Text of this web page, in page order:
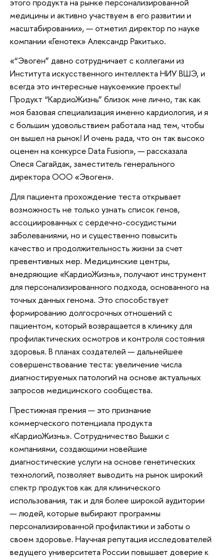
медицины и активно участвуем в его развитии и
масштабировании», — отметил директор по науке
компании «Генотек» Александр Ракитько.
«“Эвоген” давно сотрудничает с коллегами из
Института искусственного интеллекта НИУ ВШЭ, и
всегда это интересные наукоемкие проекты!
Продукт “КардиоЖизнь” близок мне лично, так как
моя базовая специализация именно кардиология, и я
с большим удовольствием работала над тем, чтобы
он вышел на рынок! И очень рада, что он так высоко
оценен на конкурсе Data Fusion», — рассказала
Олеся Сагайдак, заместитель генерального
директора ООО «Эвоген».
Для пациента прохождение теста открывает
возможность не только узнать список генов,
ассоциированных с сердечно-сосудистыми
заболеваниями, но и существенно повысить
качество и продолжительность жизни за счет
превентивных мер. Медицинские центры,
внедряющие «КардиоЖизнь», получают инструмент
для персонализированного подхода, основанного на
точных данных генома. Это способствует
формированию долгосрочных отношений с
пациентом, который возвращается в клинику для
профилактических осмотров и контроля состояния
здоровья. В планах создателей — дальнейшее
совершенствование теста: увеличение числа
диагностируемых патологий на основе актуальных
запросов медицинского сообщества.
Престижная премия — это признание
коммерческого потенциала продукта
«КардиоЖизнь». Сотрудничество Вышки с
компаниями, создающими новейшие
диагностические услуги на основе генетических
технологий, позволяет выводить на рынок широкий
спектр продуктов как для клинического
использования, так и для более широкой аудитории
— людей, которые выбирают программы
персонализированной профилактики и заботы о
своем здоровье. Научная репутация исследователей
ведущего университета России повышает доверие к